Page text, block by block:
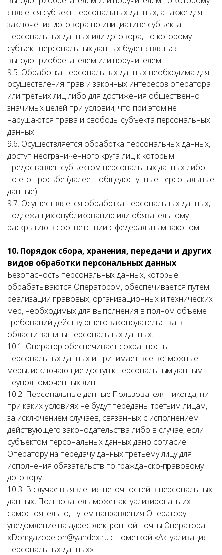
является субъект персональных данных, а также для
заключения договора по инициативе субъекта
персональных данных или договора, по которому
субъект персональных данных будет являться
выгодоприобретателем или поручителем.
9.5. Обработка персональных данных необходима для
осуществления прав и законных интересов оператора
или третьих лиц либо для достижения общественно
значимых целей при условии, что при этом не
нарушаются права и свободы субъекта персональных
данных.
9.6. Осуществляется обработка персональных данных,
доступ неограниченного круга лиц к которым
предоставлен субъектом персональных данных либо
по его просьбе (далее – общедоступные персональные
данные).
9.7. Осуществляется обработка персональных данных,
подлежащих опубликованию или обязательному
раскрытию в соответствии с федеральным законом.
10. Порядок сбора, хранения, передачи и других
видов обработки персональных данных
Безопасность персональных данных, которые
обрабатываются Оператором, обеспечивается путем
реализации правовых, организационных и технических
мер, необходимых для выполнения в полном объеме
требований действующего законодательства в
области защиты персональных данных.
10.1. Оператор обеспечивает сохранность
персональных данных и принимает все возможные
меры, исключающие доступ к персональным данным
неуполномоченных лиц.
10.2. Персональные данные Пользователя никогда, ни
при каких условиях не будут переданы третьим лицам,
за исключением случаев, связанных с исполнением
действующего законодательства либо в случае, если
субъектом персональных данных дано согласие
Оператору на передачу данных третьему лицу для
исполнения обязательств по гражданско-правовому
договору.
10.3. В случае выявления неточностей в персональных
данных, Пользователь может актуализировать их
самостоятельно, путем направления Оператору
уведомление на адресэлектронной почты Оператора
xDomgazobeton@yandex.ru с пометкой «Актуализация
персональных данных».